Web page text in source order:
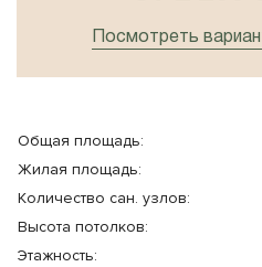
Посмотреть
Общая площадь:
Жилая площадь:
Количество cан. узлов:
Высота потолков:
Этажность: